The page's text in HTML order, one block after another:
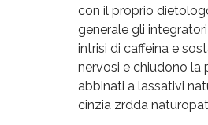
con il proprio
generale gli
intrisi di caffeina e
nervosi e chiudono la
abbinati a lassativi
cinzia zrdda